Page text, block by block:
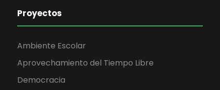
Proyectos
Ambiente Escolar
Aprovechamiento del Tiempo Libre
Democracia